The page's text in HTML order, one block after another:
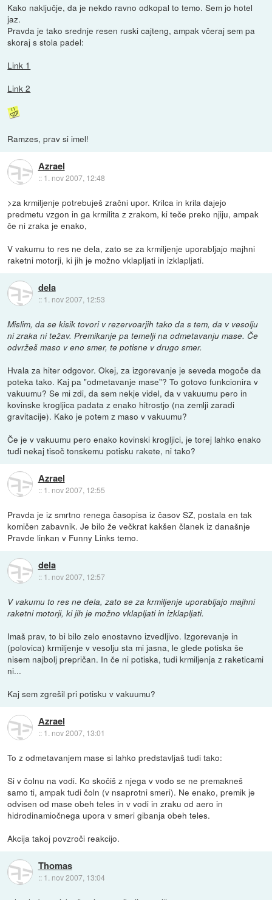
Kako naključje, da je nekdo ravno odkopal to temo. Sem jo hotel
jaz.
Pravda je tako srednje resen ruski cajteng, ampak včeraj sem pa
skoraj s stola padel:
Link 1
Link 2
Ramzes, prav si imel!
Azrael
:: 1. nov 2007, 12:48
>za krmiljenje potrebuješ zračni upor. Krilca in krila dajejo
predmetu vzgon in ga krmilita z zrakom, ki teče preko njiju, ampak
če ni zraka je enako,
V vakumu to res ne dela, zato se za krmiljenje uporabljajo majhni
raketni motorji, ki jih je možno vklapljati in izklapljati.
dela
:: 1. nov 2007, 12:53
Mislim, da se kisik tovori v rezervoarjih tako da s tem, da v vesolju
ni zraka ni težav. Premikanje pa temelji na odmetavanju mase. Če
odvržeš maso v eno smer, te potisne v drugo smer.
Hvala za hiter odgovor. Okej, za izgorevanje je seveda mogoče da
poteka tako. Kaj pa "odmetavanje mase"? To gotovo funkcionira v
vakuumu? Se mi zdi, da sem nekje videl, da v vakuumu pero in
kovinske krogljica padata z enako hitrostjo (na zemlji zaradi
gravitacije). Kako je potem z maso v vakuumu?
Če je v vakuumu pero enako kovinski krogljici, je torej lahko enako
tudi nekaj tisoč tonskemu potisku rakete, ni tako?
Azrael
:: 1. nov 2007, 12:55
Pravda je iz smrtno renega časopisa iz časov SZ, postala en tak
komičen zabavnik. Je bilo že večkrat kakšen članek iz današnje
Pravde linkan v Funny Links temo.
dela
:: 1. nov 2007, 12:57
V vakumu to res ne dela, zato se za krmiljenje uporabljajo majhni
raketni motorji, ki jih je možno vklapljati in izklapljati.
Imaš prav, to bi bilo zelo enostavno izvedljivo. Izgorevanje in
(polovica) krmiljenje v vesolju sta mi jasna, le glede potiska še
nisem najbolj prepričan. In če ni potiska, tudi krmiljenja z raketicami
ni...
Kaj sem zgrešil pri potisku v vakuumu?
Azrael
:: 1. nov 2007, 13:01
To z odmetavanjem mase si lahko predstavljaš tudi tako:
Si v čolnu na vodi. Ko skočiš z njega v vodo se ne premakneš
samo ti, ampak tudi čoln (v nsaprotni smeri). Ne enako, premik je
odvisen od mase obeh teles in v vodi in zraku od aero in
hidrodinamiočnega upora v smeri gibanja obeh teles.
Akcija takoj povzroči reakcijo.
Thomas
:: 1. nov 2007, 13:04